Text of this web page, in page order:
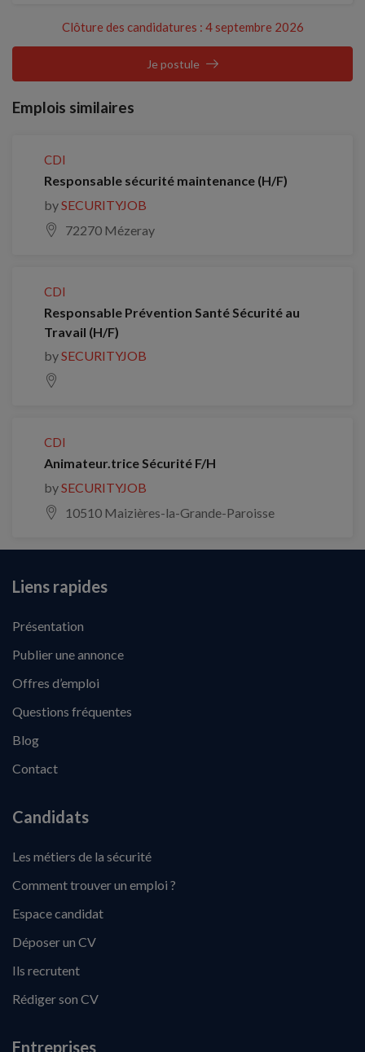
Clôture des candidatures : 4 septembre 2026
Je postule
Emplois similaires
CDI
Responsable sécurité maintenance (H/F)
bySECURITYJOB
72270 Mézeray
CDI
Responsable Prévention Santé Sécurité au
Travail (H/F)
bySECURITYJOB
CDI
Animateur.trice Sécurité F/H
bySECURITYJOB
10510 Maizières-la-Grande-Paroisse
Liens rapides
Présentation
Publier une annonce
Offres d’emploi
Questions fréquentes
Blog
Contact
Candidats
Les métiers de la sécurité
Comment trouver un emploi ?
Espace candidat
Déposer un CV
Ils recrutent
Rédiger son CV
Entreprises